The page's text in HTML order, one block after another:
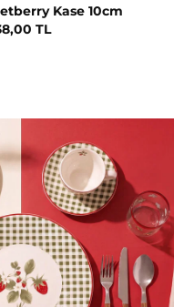
Kase 10cm
TL